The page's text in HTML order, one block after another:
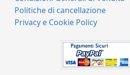
Politiche di cancellazione
Privacy e Cookie Policy